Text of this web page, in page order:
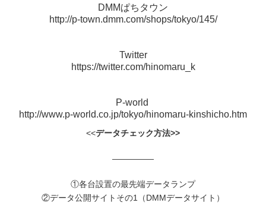
DMMぱちタウン
http://p-town.dmm.com/shops/tokyo/145/
Twitter
https://twitter.com/hinomaru_k
P-world
http://www.p-world.co.jp/tokyo/hinomaru-kinshicho.htm
<<データチェック方法>>
―――――
①各台設置の最先端データランプ
②データ公開サイトその1（DMMデータサイト）